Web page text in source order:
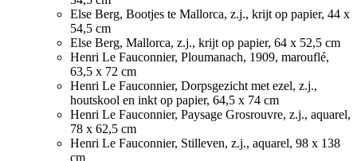
Else Berg, Bootjes te Mallorca, z.j., krijt op papier, 44 x
54,5 cm
Else Berg, Mallorca, z.j., krijt op papier, 64 x 52,5 cm
Henri Le Fauconnier, Ploumanach, 1909, marouflé,
63,5 x 72 cm
Henri Le Fauconnier, Dorpsgezicht met ezel, z.j.,
houtskool en inkt op papier, 64,5 x 74 cm
Henri Le Fauconnier, Paysage Grosrouvre, z.j., aquarel,
78 x 62,5 cm
Henri Le Fauconnier, Stilleven, z.j., aquarel, 98 x 138
cm